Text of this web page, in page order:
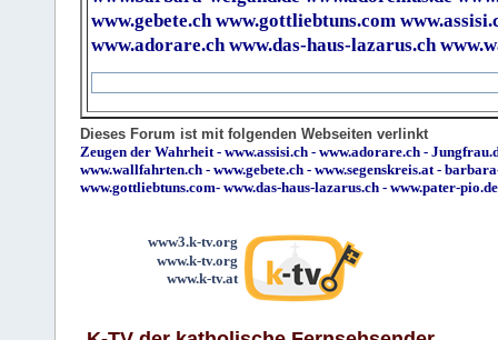
www.gebete.ch www.gottliebtuns.com
www.adorare.ch www.das-haus-lazarus.ch
Dieses Forum ist mit folgenden Webseiten verlinkt
Zeugen der Wahrheit - www.assisi.ch - www.adorare.ch -
www.wallfahrten.ch - www.gebete.ch - www.segenskreis.at -
www.gottliebtuns.com- www.das-haus-lazarus.ch - www.pater-pio.de
www3.k-tv.org
www.k-tv.org
www.k-tv.at